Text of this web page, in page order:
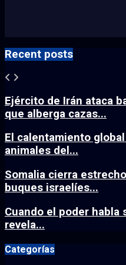
Recent posts
Ejército de Irán ataca
que alberga cazas...
El calentamiento
animales del...
Somalia cierra
buques israelíes...
Cuando el poder habla
revela...
Categorías